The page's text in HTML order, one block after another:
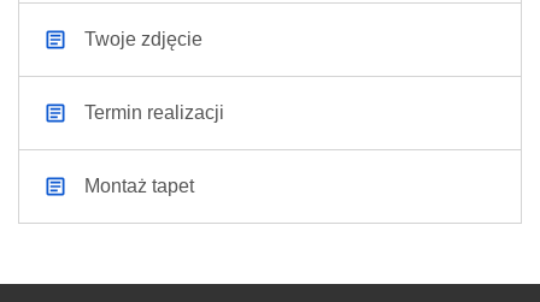
Twoje zdjęcie
Termin realizacji
Montaż tapet